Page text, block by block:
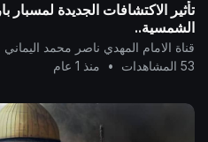
تأثير الاكتشافات الجديدة
الشمسية..
قناة الامام المهدي ناصر محمد اليماني
53 المشاهدات
• منذ 1 عام